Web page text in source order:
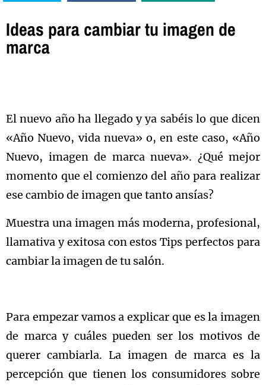
Ideas para cambiar tu imagen de
marca
El nuevo año ha llegado y ya sabéis lo que dicen
«Año Nuevo, vida nueva» o, en este caso, «Año
Nuevo, imagen de marca nueva». ¿Qué mejor
momento que el comienzo del año para realizar
ese cambio de imagen que tanto ansías?
Muestra una imagen más moderna, profesional,
llamativa y exitosa con estos Tips perfectos para
cambiar la imagen de tu salón.
Para empezar vamos a explicar que es la imagen
de marca y cuáles pueden ser los motivos de
querer cambiarla. La imagen de marca es la
percepción que tienen los consumidores sobre